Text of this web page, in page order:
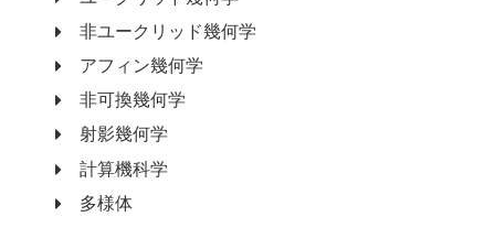
非ユークリッド幾何学
アフィン幾何学
非可換幾何学
射影幾何学
計算機科学
多様体